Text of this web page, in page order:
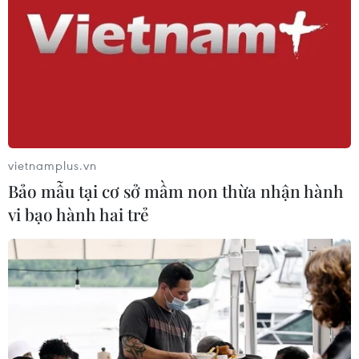
vietnamplus.vn
Bảo mẫu tại cơ sở mầm non thừa nhận hành
vi bạo hành hai trẻ